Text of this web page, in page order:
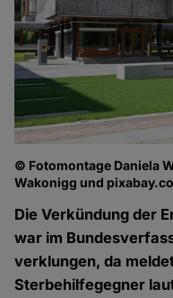
© Fotomontage Daniela
Wakonigg und
Die Verkündung der
war im
verklungen, da
Sterbehilfegegner